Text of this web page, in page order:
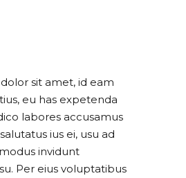
sit amet, id eam
eu has expetenda
labores accusamus
ius ei, usu ad
invidunt
Per eius voluptatibus